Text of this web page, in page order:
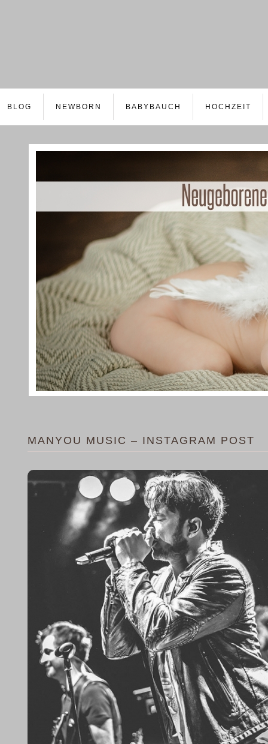
BLOG NEWBORN BABYBAUCH HOCHZEIT
MANYOU MUSIC – INSTAGRAM POST